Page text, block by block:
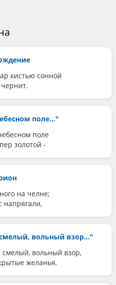
кистью сонной
поле..."
поле
золотой -
на челне;
напрягали,
вольный взор..."
вольный взор,
желанья,